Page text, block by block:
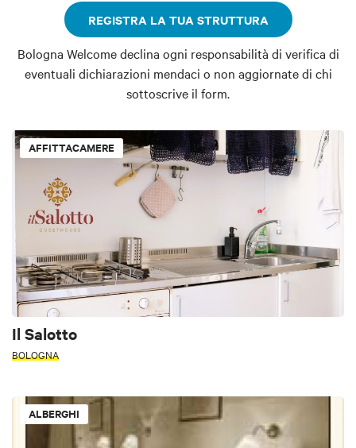
REGISTRA LA TUA STRUTTURA
Bologna Welcome declina ogni responsabilità di verifica di
eventuali dichiarazioni mendaci o non aggiornate di chi
sottoscrive il form.
AFFITTACAMERE
Il Salotto
BOLOGNA
ALBERGHI